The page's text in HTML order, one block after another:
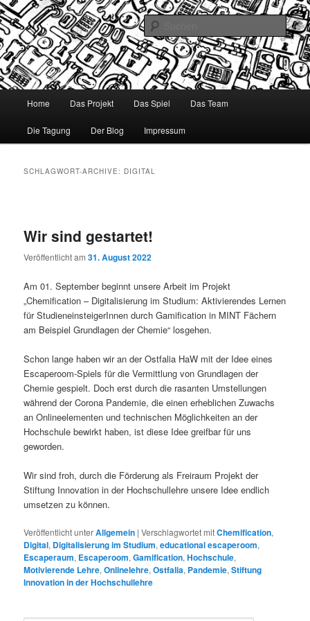
Zum
Inhalt
wechseln
Zum
sekundären
Inhalt
wechselnChemification
Digitalisierung im Studium: Aktivierendes Lernen für StudieneinsteigerInnen
durch Gamification in MINT Fächern am Beispiel Grundlagen der Chemie
Home Das Projekt Das Spiel Das Team
Die Tagung Der Blog Impressum
SCHLAGWORT-ARCHIVE: DIGITAL
Wir sind gestartet!
Veröffentlicht am31. August 2022
Am 01. September beginnt unsere Arbeit im Projekt
„Chemification – Digitalisierung im Studium: Aktivierendes Lernen
für StudieneinsteigerInnen durch Gamification in MINT Fächern
am Beispiel Grundlagen der Chemie“ losgehen.
Schon lange haben wir an der Ostfalia HaW mit der Idee eines
Escaperoom-Spiels für die Vermittlung von Grundlagen der
Chemie gespielt. Doch erst durch die rasanten Umstellungen
während der Corona Pandemie, die einen erheblichen Zuwachs
an Onlineelementen und technischen Möglichkeiten an der
Hochschule bewirkt haben, ist diese Idee greifbar für uns
geworden.
Wir sind froh, durch die Förderung als Freiraum Projekt der
Stiftung Innovation in der Hochschullehre unsere Idee endlich
umsetzen zu können.
Veröffentlicht unterAllgemein |Verschlagwortet mitChemification,
Digital, Digitalisierung im Studium,educational escaperoom,
Escaperaum, Escaperoom,Gamification,Hochschule,
Motivierende Lehre,Onlinelehre,Ostfalia, Pandemie,Stiftung
Innovation in der Hochschullehre